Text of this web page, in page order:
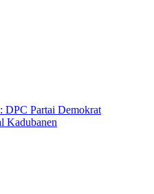
DPC Partai Demokrat
Kadubanen